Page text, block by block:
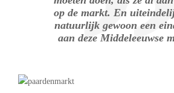
op de markt. En
natuurlijk gewoon een
aan deze Middeleeuwse